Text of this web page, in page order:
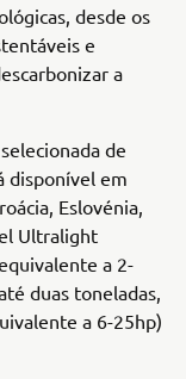
desde os
e
a
de
disponível em
Eslovénia,
Ultralight
a 2-
duas toneladas,
a 6-25hp)